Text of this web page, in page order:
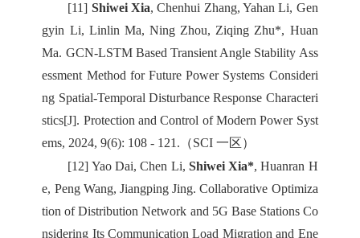
[11] Shiwei Xia, Chenhui Zhang, Yahan Li, Gen
gyin Li, Linlin Ma, Ning Zhou, Ziqing Zhu*, Huan
Ma. GCN-LSTM Based Transient Angle Stability Ass
essment Method for Future Power Systems Consideri
ng Spatial-Temporal Disturbance Response Characteri
stics[J]. Protection and Control of Modern Power Syst
ems, 2024, 9(6): 108 - 121.（SCI 一区）
[12] Yao Dai, Chen Li, Shiwei Xia*, Huanran H
e, Peng Wang, Jiangping Jing. Collaborative Optimiza
tion of Distribution Network and 5G Base Stations Co
nsidering Its Communication Load Migration and Ene